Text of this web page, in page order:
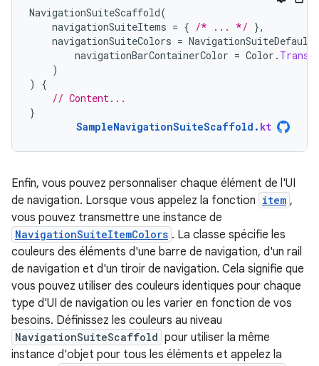
NavigationSuiteScaffold(
navigationSuiteItems = { /* ... */ },
navigationSuiteColors = NavigationSuiteDefaults
navigationBarContainerColor = Color .
)
)
{
// Content...
}
SampleNavigationSuiteScaffold . kt
Enfin, vous pouvez personnaliser chaque élément de l'UI
de navigation. Lorsque vous appelez la fonction item ,
vous pouvez transmettre une instance de
NavigationSuiteItemColors . La classe spécifie les
couleurs des éléments d'une barre de navigation, d'un rail
de navigation et d'un tiroir de navigation. Cela signifie que
vous pouvez utiliser des couleurs identiques pour chaque
type d'UI de navigation ou les varier en fonction de vos
besoins. Définissez les couleurs au niveau
NavigationSuiteScaffold pour utiliser la même
instance d'objet pour tous les éléments et appelez la